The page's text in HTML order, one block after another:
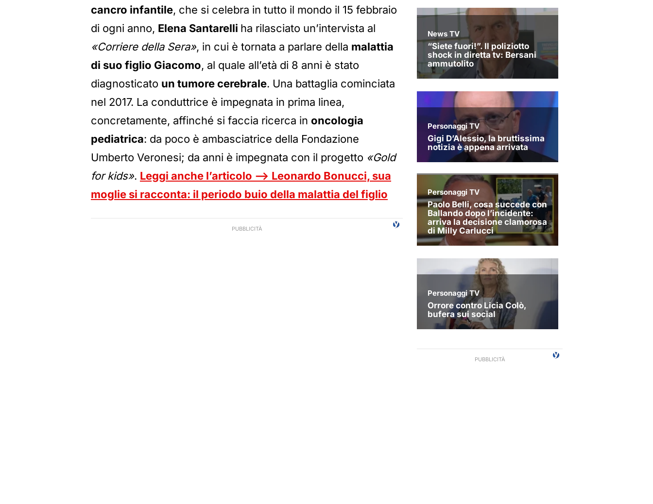
cancro infantile, che si celebra in tutto il mondo il 15 febbraio
di ogni anno, Elena Santarelli ha rilasciato un’intervista al
«Corriere della Sera», in cui è tornata a parlare della malattia
di suo figlio Giacomo, al quale all’età di 8 anni è stato
diagnosticato un tumore cerebrale. Una battaglia cominciata
nel 2017. La conduttrice è impegnata in prima linea,
concretamente, affinché si faccia ricerca in oncologia
pediatrica: da poco è ambasciatrice della Fondazione
Umberto Veronesi; da anni è impegnata con il progetto «Gold
for kids». Leggi anche l’articolo —> Leonardo Bonucci, sua
moglie si racconta: il periodo buio della malattia del figlio